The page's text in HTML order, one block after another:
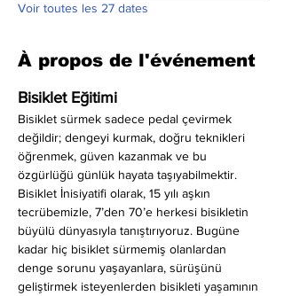
Voir toutes les 27 dates
À propos de l'événement
Bisiklet Eğitimi
Bisiklet sürmek sadece pedal çevirmek
değildir; dengeyi kurmak, doğru teknikleri
öğrenmek, güven kazanmak ve bu
özgürlüğü günlük hayata taşıyabilmektir.
Bisiklet İnisiyatifi olarak, 15 yılı aşkın
tecrübemizle, 7’den 70’e herkesi bisikletin
büyülü dünyasıyla tanıştırıyoruz. Bugüne
kadar hiç bisiklet sürmemiş olanlardan
denge sorunu yaşayanlara, sürüşünü
geliştirmek isteyenlerden bisikleti yaşamının